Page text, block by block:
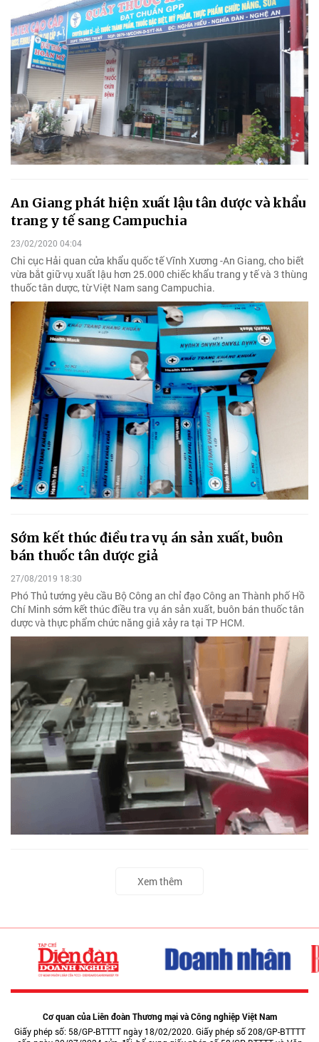
An Giang phát hiện xuất lậu tân dược và khẩu
trang y tế sang Campuchia
23/02/2020 04:04
Chi cục Hải quan cửa khẩu quốc tế Vĩnh Xương -An Giang, cho biết
vừa bắt giữ vụ xuất lậu hơn 25.000 chiếc khẩu trang y tế và 3 thùng
thuốc tân dược, từ Việt Nam sang Campuchia.
Sớm kết thúc điều tra vụ án sản xuất, buôn
bán thuốc tân dược giả
27/08/2019 18:30
Phó Thủ tướng yêu cầu Bộ Công an chỉ đạo Công an Thành phố Hồ
Chí Minh sớm kết thúc điều tra vụ án sản xuất, buôn bán thuốc tân
dược và thực phẩm chức năng giả xảy ra tại TP HCM.
Xem thêm
Cơ quan của Liên đoàn Thương mại và Công nghiệp Việt Nam
Giấy phép số: 58/GP-BTTTT ngày 18/02/2020. Giấy phép số 208/GP-BTTTT